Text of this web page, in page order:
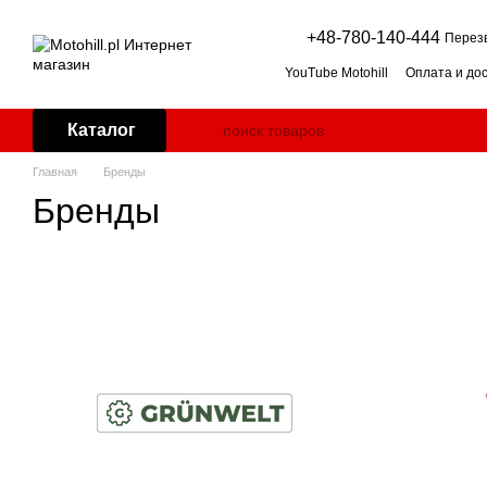
+48-780-140-444
YouTube Motohill Оплата и
Косилка-мульчер для травы:
Дровокол: горизонтальный
Каталог
Главная Бренды
Бренды